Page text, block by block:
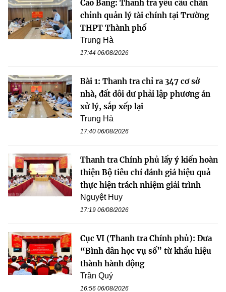
Cao Bằng: Thanh tra yêu cầu chấn
chỉnh quản lý tài chính tại Trường
THPT Thành phố
Trung Hà
17:44 06/08/2026
Bài 1: Thanh tra chỉ ra 347 cơ sở
nhà, đất dôi dư phải lập phương án
xử lý, sắp xếp lại
Trung Hà
17:40 06/08/2026
Thanh tra Chính phủ lấy ý kiến hoàn
thiện Bộ tiêu chí đánh giá hiệu quả
thực hiện trách nhiệm giải trình
Nguyệt Huy
17:19 06/08/2026
Cục VI (Thanh tra Chính phủ): Đưa
“Bình dân học vụ số” từ khẩu hiệu
thành hành động
Trần Quý
16:56 06/08/2026